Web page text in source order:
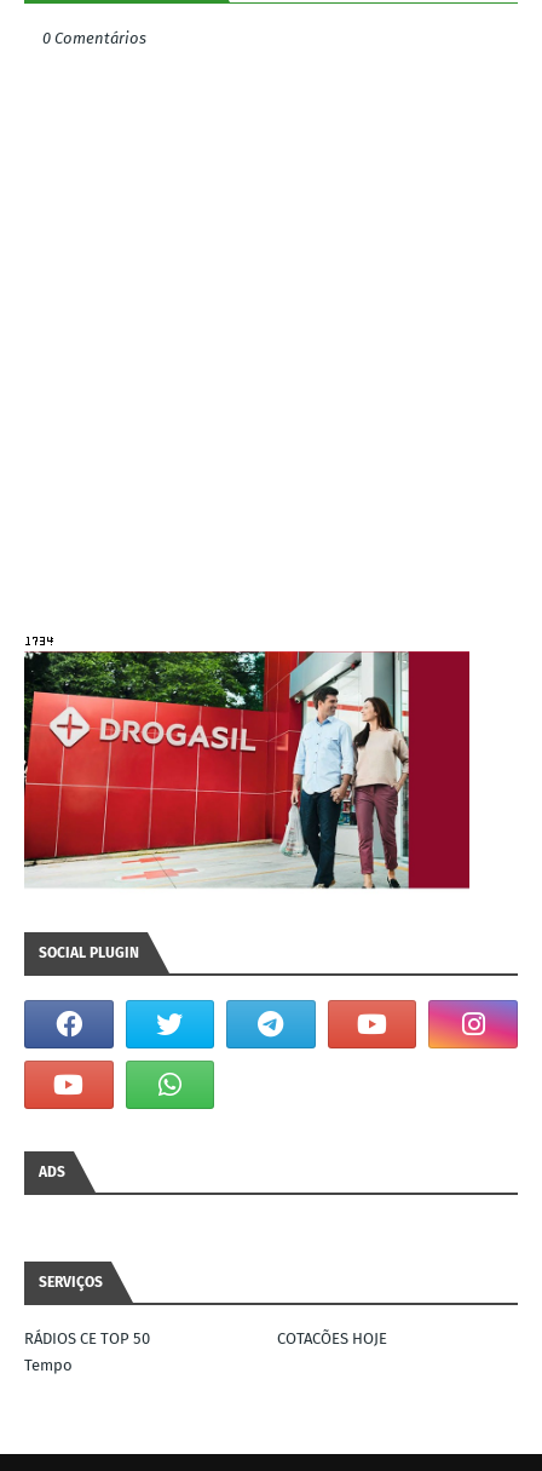
0 Comentários
SOCIAL PLUGIN
ADS
SERVIÇOS
RÁDIOS CE TOP 50
COTACÕES HOJE
Tempo